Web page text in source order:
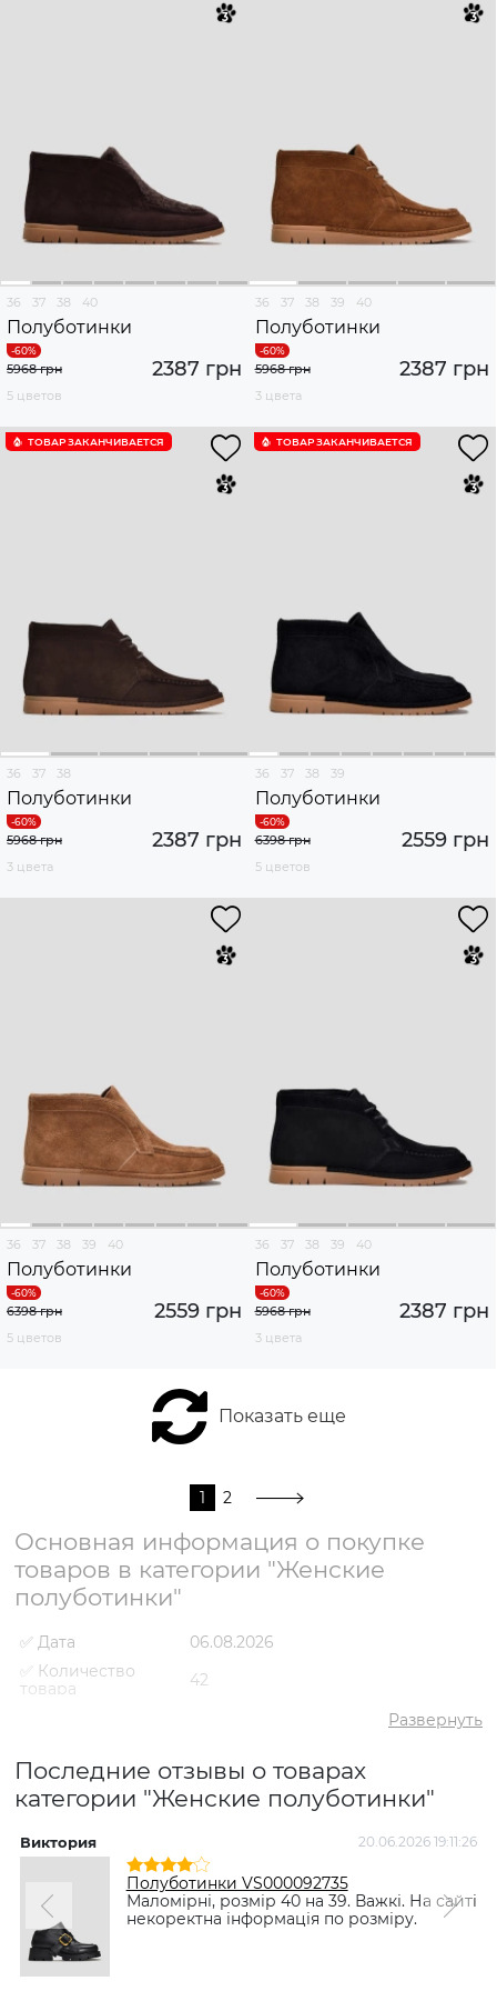
36 37 38 40
Полуботинки
2387 грн
5968 грн
5 цветов
36 37 38 39 40
Полуботинки
2387 грн
5968 грн
3 цвета
ТОВАР ЗАКАНЧИВАЕТСЯ
36 37 38
Полуботинки
2387 грн
5968 грн
3 цвета
ТОВАР ЗАКАНЧИВАЕТСЯ
36 37 38 39
Полуботинки
2559 грн
6398 грн
5 цветов
36 37 38 39 40
Полуботинки
2559 грн
6398 грн
5 цветов
36 37 38 39 40
Полуботинки
2387 грн
5968 грн
3 цвета
Показать еще
1 2
Основная информация о покупке
товаров в категории "Женские
полуботинки"
✅ Дата
06.08.2026
✅ Количество
товара
42
✅ Средняя цена
2821 грн
✅ Самый дешевый
товар
1600 грн
✅ Самый дорогой
товар
популярный товар
Полуботинки VS000085603
Коричневый - 2190 грн
Развернуть
Последние отзывы о товарах
категории "Женские полуботинки"
Виктория 20.06.2026 19:11:26
Полуботинки VS000092735
Маломірні, розмір 40 на 39. Важкі. На сайті
некоректна інформація по розміру.